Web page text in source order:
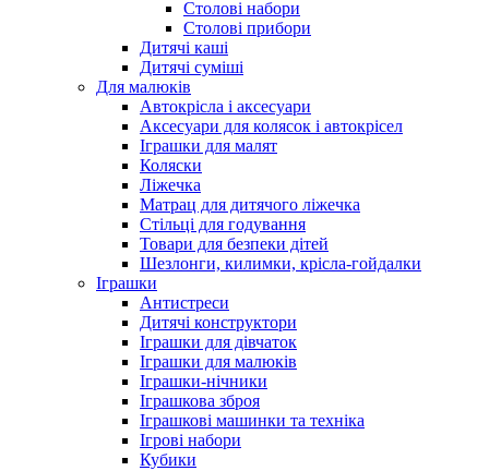
Столові набори
Столові прибори
Дитячі каші
Дитячі суміші
Для малюків
Автокрісла і аксесуари
Аксесуари для колясок і автокрісел
Іграшки для малят
Коляски
Ліжечка
Матрац для дитячого ліжечка
Стільці для годування
Товари для безпеки дітей
Шезлонги, килимки, крісла-гойдалки
Іграшки
Антистреси
Дитячі конструктори
Іграшки для дівчаток
Іграшки для малюків
Іграшки-нічники
Іграшкова зброя
Іграшкові машинки та техніка
Ігрові набори
Кубики